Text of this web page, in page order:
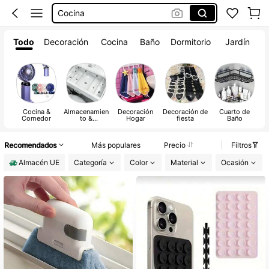
Cocina
Todo Decoración Cocina Baño Dormitorio Jardín
Cocina &
Comedor
Almacenamien
to &
Decoración
Hogar
Decoración de
fiesta
Cuarto de
Baño
Recomendados Más populares Precio
Filtros
Almacén UE
Categoría Color Material Ocasión